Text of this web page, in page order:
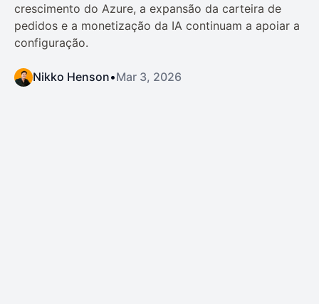
crescimento do Azure, a expansão da carteira de
pedidos e a monetização da IA continuam a apoiar a
configuração.
Nikko Henson•Mar 3, 2026